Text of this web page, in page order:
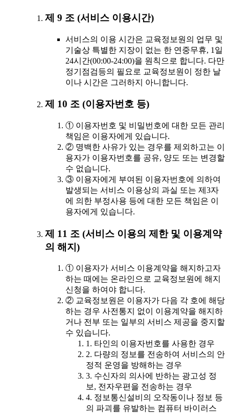
제 9 조 (서비스 이용시간)
서비스의 이용 시간은 교육정보원의 업무 및
기술상 특별한 지장이 없는 한 연중무휴, 1일
24시간(00:00-24:00)을 원칙으로 합니다. 다만
정기점검등의 필요로 교육정보원이 정한 날
이나 시간은 그러하지 아니합니다.
제 10 조 (이용자번호 등)
① 이용자번호 및 비밀번호에 대한 모든 관리
책임은 이용자에게 있습니다.
② 명백한 사유가 있는 경우를 제외하고는 이
용자가 이용자번호를 공유, 양도 또는 변경할
수 없습니다.
③ 이용자에게 부여된 이용자번호에 의하여
발생되는 서비스 이용상의 과실 또는 제3자
에 의한 부정사용 등에 대한 모든 책임은 이
용자에게 있습니다.
제 11 조 (서비스 이용의 제한 및 이용계약
의 해지)
① 이용자가 서비스 이용계약을 해지하고자
하는 때에는 온라인으로 교육정보원에 해지
신청을 하여야 합니다.
② 교육정보원은 이용자가 다음 각 호에 해당
하는 경우 사전통지 없이 이용계약을 해지하
거나 전부 또는 일부의 서비스 제공을 중지할
수 있습니다.
1. 타인의 이용자번호를 사용한 경우
2. 다량의 정보를 전송하여 서비스의 안
정적 운영을 방해하는 경우
3. 수신자의 의사에 반하는 광고성 정
보, 전자우편을 전송하는 경우
4. 정보통신설비의 오작동이나 정보 등
의 파괴를 유발하는 컴퓨터 바이러스